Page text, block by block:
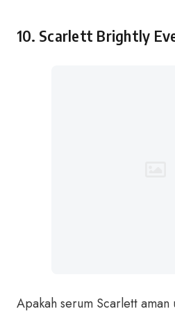
10. Scarlett Brightly
Apakah serum Scarlett